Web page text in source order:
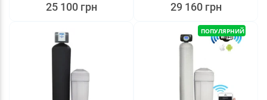
25 100 грн 29 160 грн
ПОПУЛЯРНИЙ